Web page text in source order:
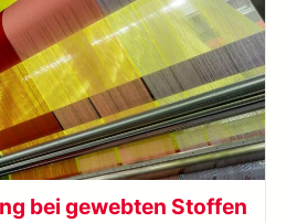
bei gewebten Stoffen